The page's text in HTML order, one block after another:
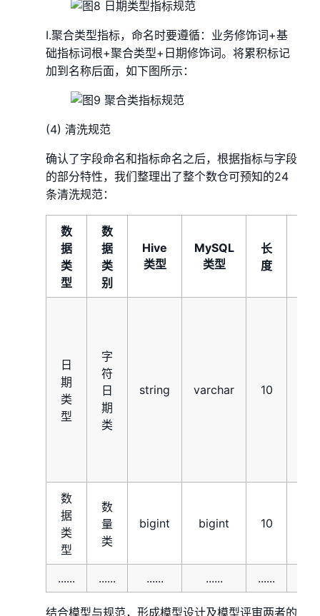
I.聚合类型指标，命名时要遵循：业务修饰词+基
础指标词根+聚合类型+日期修饰词。将累积标记
加到名称后面，如下图所示：
(4) 清洗规范
确认了字段命名和指标命名之后，根据指标与字段
的部分特性，我们整理出了整个数仓可预知的24
条清洗规范：
数
据
类
型
数
据
类
别
Hive
类型
MySQL
类型
长
度
日
期
类
型
字
符
日
期
类
string varchar 10
数
据
类
型
数
量
类
bigint bigint 10
...... ...... ...... ...... ......
结合模型与规范，形成模型设计及模型评审两者的